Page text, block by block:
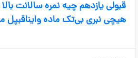
هیچی نبری بی‌تک ماده وایناقبپل